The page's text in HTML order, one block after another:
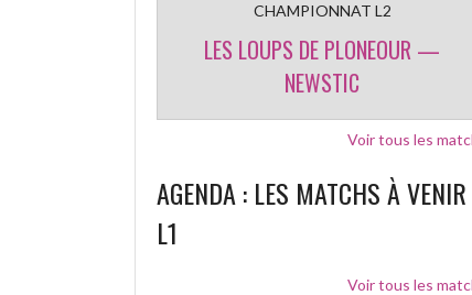
CHAMPIONNAT L2
LES LOUPS DE PLONEOUR —
NEWSTIC
Voir tous les
AGENDA : LES MATCHS À VENIR
L1
Voir tous les